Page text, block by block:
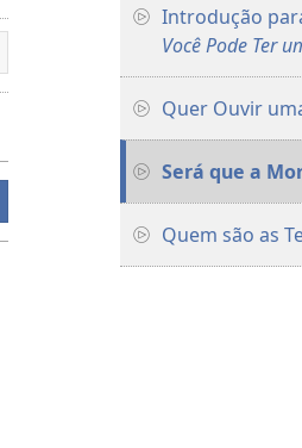
Introdução
Você Pode Ter
Quer Ouvir
Será que a
Quem são as